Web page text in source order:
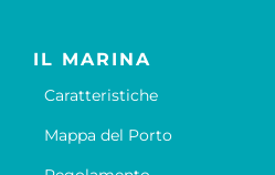
IL MARINA
Caratteristiche
Mappa del Porto